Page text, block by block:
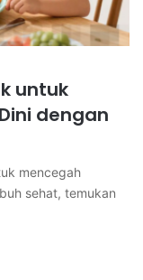
untuk
dengan
mencegah
sehat, temukan